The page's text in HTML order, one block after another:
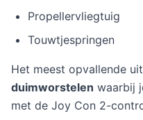
Propellervliegtuig
Touwtjespringen
Het meest opvallende
duimworstelen waarbij
met de Joy Con 2-